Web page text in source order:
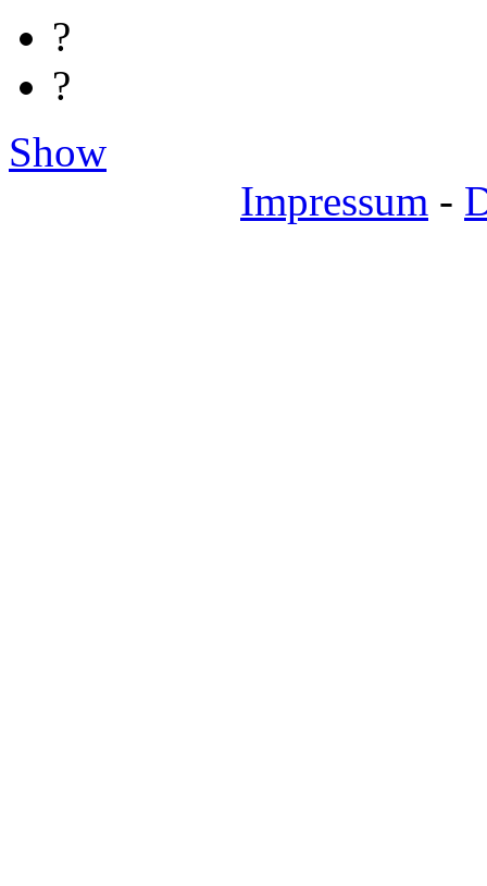
?
?
Show
Impressum -